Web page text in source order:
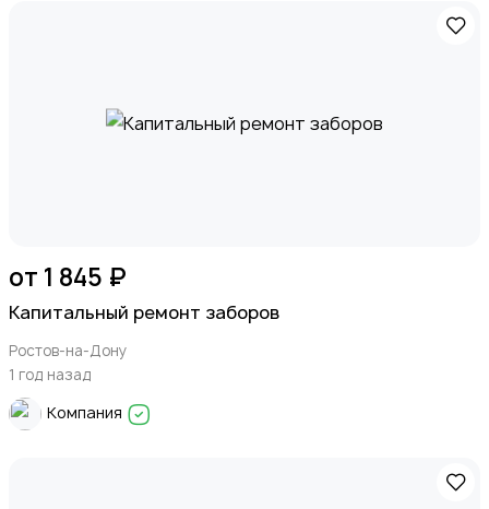
от 1 845 ₽
Капитальный ремонт заборов
Ростов-на-Дону
1 год назад
Компания